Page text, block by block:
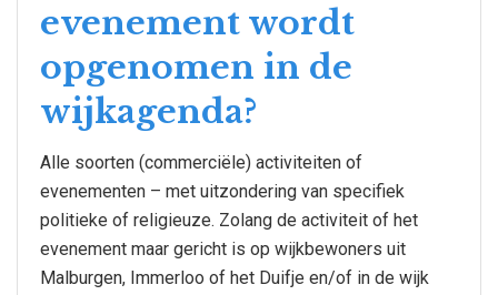
evenement wordt
opgenomen in de
wijkagenda?
Alle soorten (commerciële) activiteiten of
evenementen – met uitzondering van specifiek
politieke of religieuze. Zolang de activiteit of het
evenement maar gericht is op wijkbewoners uit
Malburgen, Immerloo of het Duifje en/of in de wijk